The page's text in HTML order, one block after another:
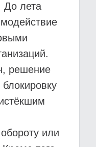
До лета
решение
или